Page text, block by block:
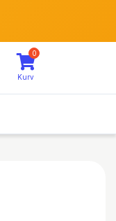
0
Kurv